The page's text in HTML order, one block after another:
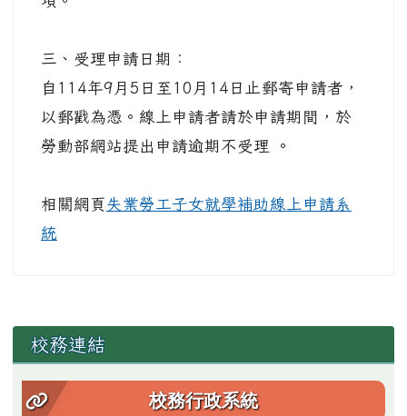
三、受理申請日期：
自114年9月5日至10月14日止郵寄申請者，
以郵戳為憑。線上申請者請於申請期間，於
勞動部網站提出申請逾期不受理 。
相關網頁失業勞工子女就學補助線上申請系
統
左邊區域內容
校務連結
校務行政系統